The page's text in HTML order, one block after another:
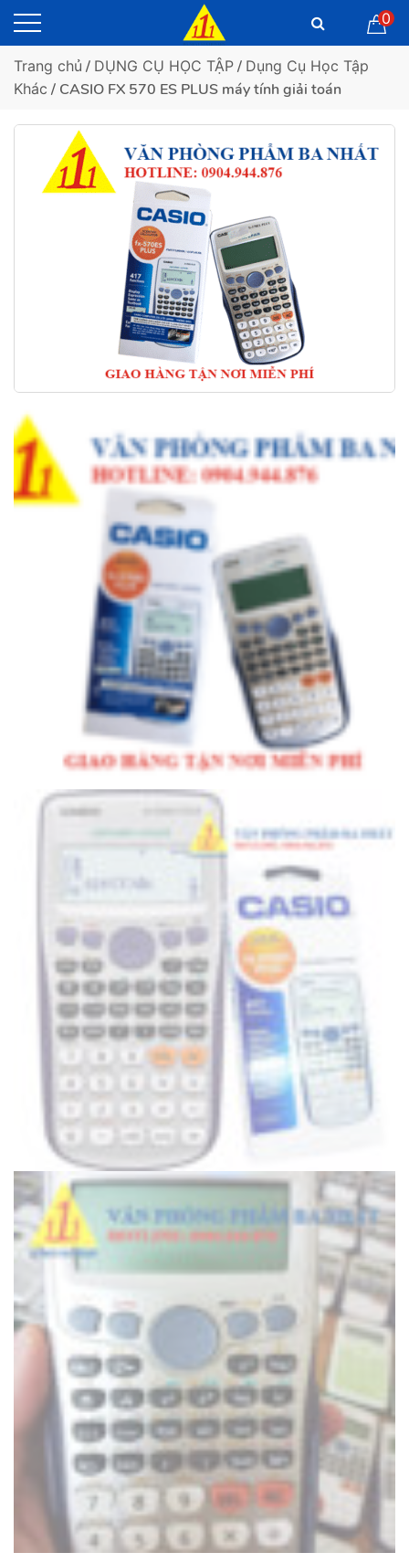
0
Trang chủ / DỤNG CỤ HỌC TẬP / Dụng Cụ Học Tập
Khác / CASIO FX 570 ES PLUS máy tính giải toán